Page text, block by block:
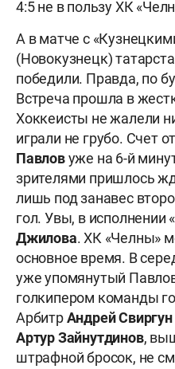
4:5 не в пользу ХК
А в матче с
(Новокузнецк)
победили. Правда, по
Встреча прошла в
Хоккеисты не жалели
играли не грубо. Счет
Павловуже на 6-й
зрителями пришлось
лишь под занавес
гол. Увы, в исполнении
Джилова. ХК «Челны»
основное время. В
уже упомянутый
голкипером команды
АрбитрАндрей Свиргун
Артур Зайнутдинов,
штрафной бросок, не